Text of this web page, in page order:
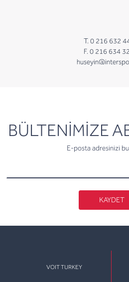
T. 0 216 632
F. 0 216 634
BÜLTENİMİZE
E-posta adresinizi
KAYDET
VOIT TURKEY